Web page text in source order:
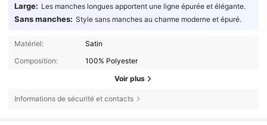
Large: Les manches longues apportent une ligne épurée et élégante.
Sans manches: Style sans manches au charme moderne et épuré.
Matériel:
Satin
Composition:
100% Polyester
Voir plus
Informations de sécurité et contacts